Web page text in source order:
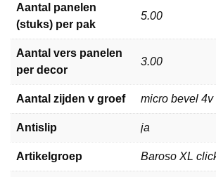
Aantal panelen
(stuks) per pak
5.00
Aantal vers panelen
per decor
3.00
Aantal zijden v groef micro bevel 4v
Antislip ja
Artikelgroep Baroso XL